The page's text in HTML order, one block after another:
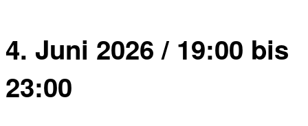
4. Juni 2026 / 19:00 bis
23:00